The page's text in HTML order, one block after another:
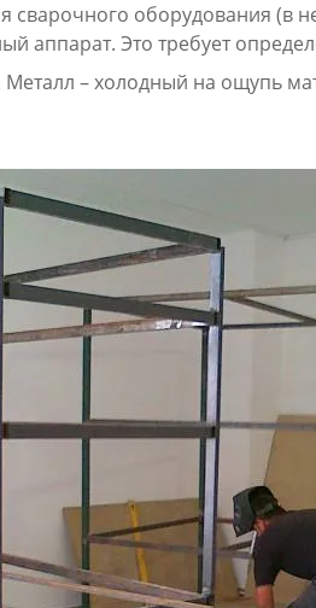
сварочного оборудования (в
аппарат. Это требует
– холодный на ощупь